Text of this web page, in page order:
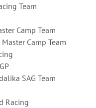
Team
Camp Team
Camp Team
SAG Team
Racing